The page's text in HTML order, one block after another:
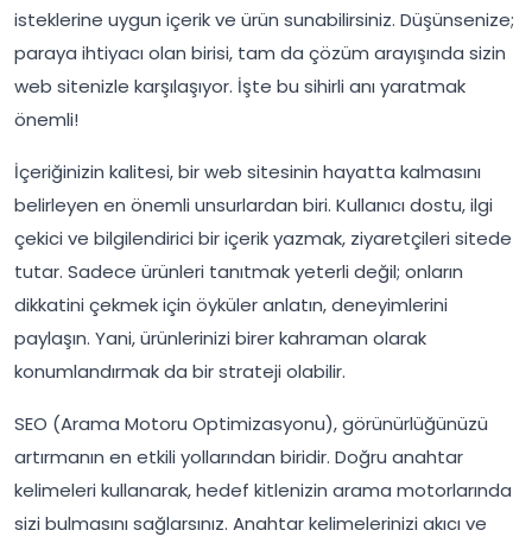
isteklerine uygun içerik ve ürün sunabilirsiniz. Düşünsenize;
paraya ihtiyacı olan birisi, tam da çözüm arayışında sizin
web sitenizle karşılaşıyor. İşte bu sihirli anı yaratmak
önemli!
İçeriğinizin kalitesi, bir web sitesinin hayatta kalmasını
belirleyen en önemli unsurlardan biri. Kullanıcı dostu, ilgi
çekici ve bilgilendirici bir içerik yazmak, ziyaretçileri sitede
tutar. Sadece ürünleri tanıtmak yeterli değil; onların
dikkatini çekmek için öyküler anlatın, deneyimlerini
paylaşın. Yani, ürünlerinizi birer kahraman olarak
konumlandırmak da bir strateji olabilir.
SEO (Arama Motoru Optimizasyonu), görünürlüğünüzü
artırmanın en etkili yollarından biridir. Doğru anahtar
kelimeleri kullanarak, hedef kitlenizin arama motorlarında
sizi bulmasını sağlarsınız. Anahtar kelimelerinizi akıcı ve